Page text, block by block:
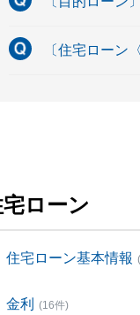
〔住宅ローン
ローン
住宅ローン基本情報
金利 (16件)